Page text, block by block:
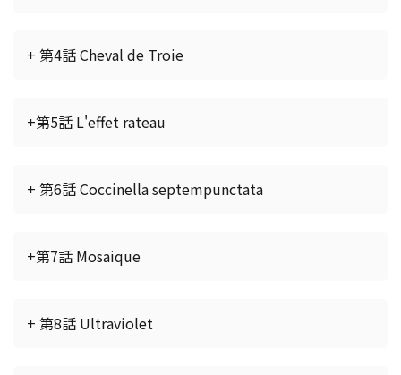
+ 第4話 Cheval de Troie
+第5話 L'effet rateau
+ 第6話 Coccinella septempunctata
+第7話 Mosaique
+ 第8話 Ultraviolet